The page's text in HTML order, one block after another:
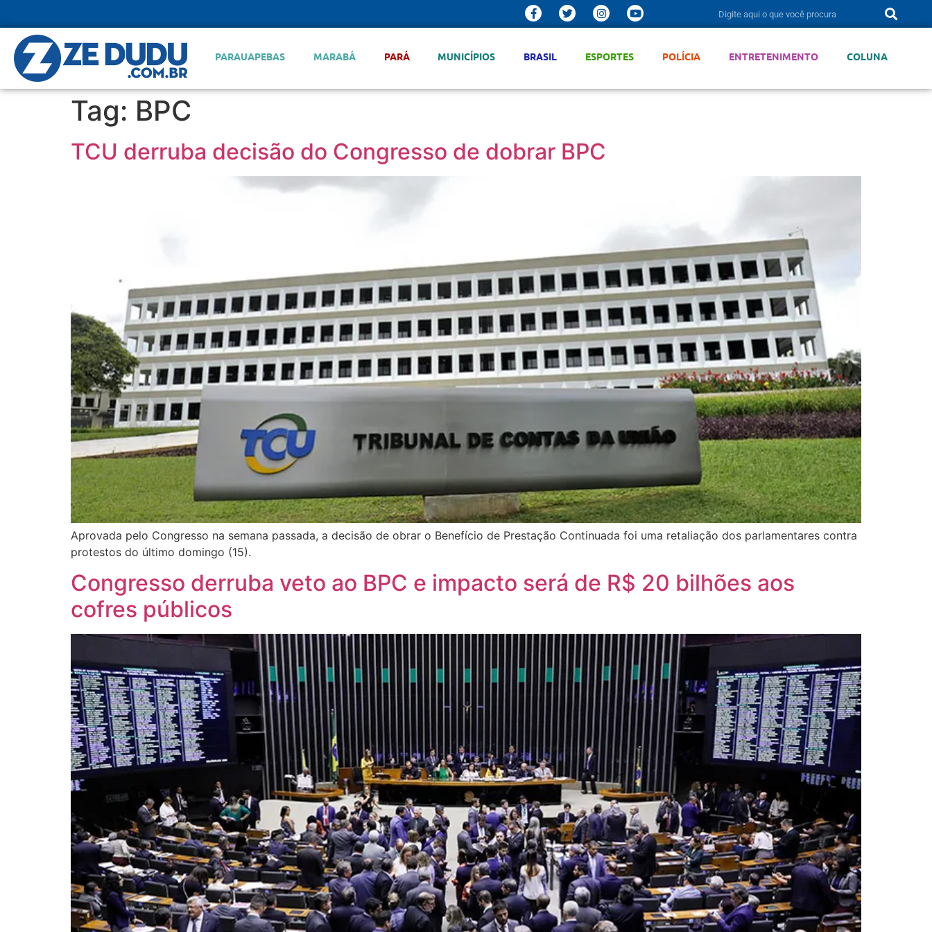
PARAUAPEBAS MARABÁ PARÁ MUNICÍPIOS BRASIL ESPORTES POLÍCIA ENTRETENIMENTO COLUNA
Tag: BPC
TCU derruba decisão do Congresso de dobrar BPC
Aprovada pelo Congresso na semana passada, a decisão de obrar o Benefício de Prestação Continuada foi uma retaliação dos parlamentares contra
protestos do último domingo (15).
Congresso derruba veto ao BPC e impacto será de R$ 20 bilhões aos
cofres públicos